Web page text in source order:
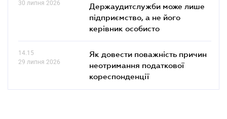
30 липня 2026
Держаудитслужби може лише
підприємство, а не його
керівник особисто
14.15
29 липня 2026
Як довести поважність причин
неотримання податкової
кореспонденції